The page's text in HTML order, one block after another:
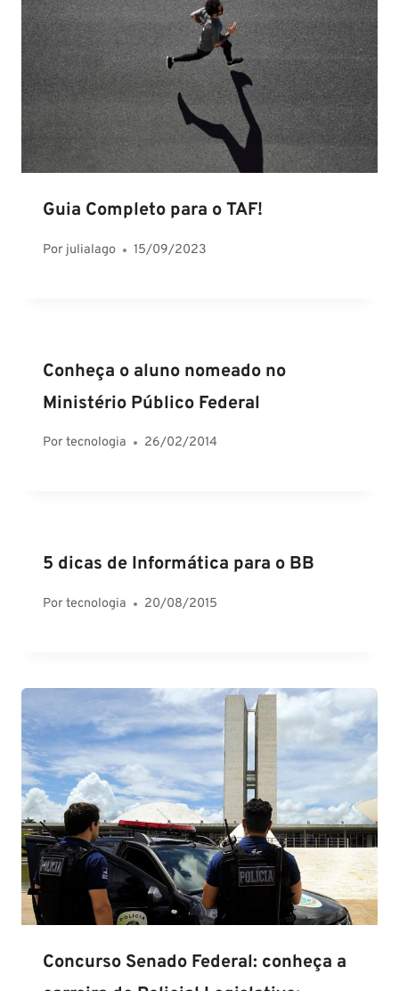
Guia Completo para o TAF!
Porjulialago 15/09/2023
Conheça o aluno nomeado no
Ministério Público Federal
Portecnologia 26/02/2014
5 dicas de Informática para o BB
Portecnologia 20/08/2015
Concurso Senado Federal: conheça a